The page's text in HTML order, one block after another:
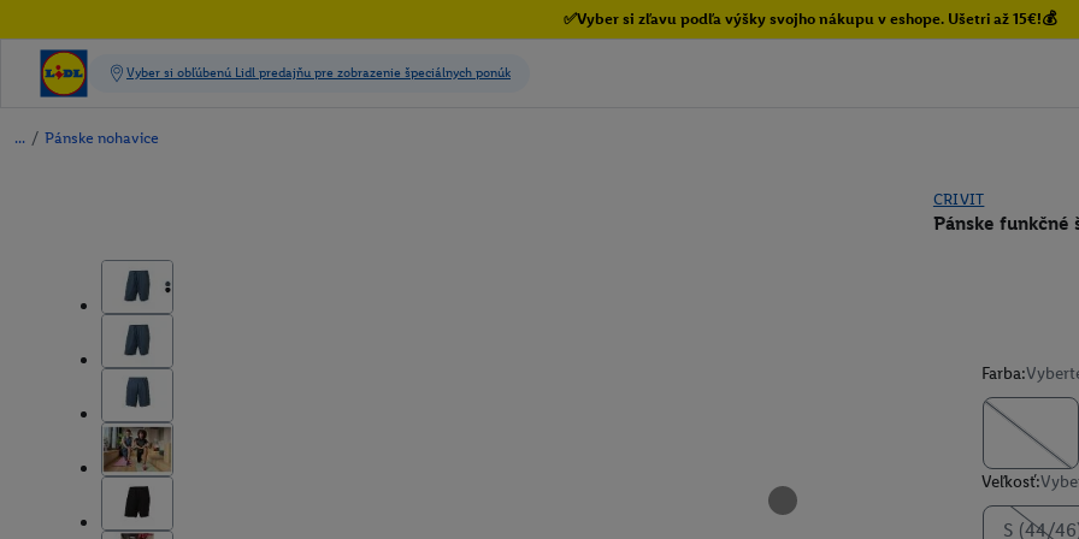
✅Vyber si zľavu podľa výšky svojho nákupu v eshope. Ušetri až 15€!💰
/ Pánske nohavice
CRIVIT
Pánske funkčné
Farba:
Veľkosť:
S (44/